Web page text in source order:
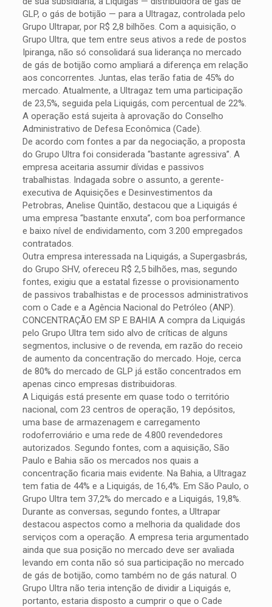
GLP, o gás de botijão — para a Ultragaz, controlada pelo
Grupo Ultrapar, por R$ 2,8 bilhões. Com a aquisição, o
Grupo Ultra, que tem entre seus ativos a rede de postos
Ipiranga, não só consolidará sua liderança no mercado
de gás de botijão como ampliará a diferença em relação
aos concorrentes. Juntas, elas terão fatia de 45% do
mercado. Atualmente, a Ultragaz tem uma participação
de 23,5%, seguida pela Liquigás, com percentual de 22%.
A operação está sujeita à aprovação do Conselho
Administrativo de Defesa Econômica (Cade).
De acordo com fontes a par da negociação, a proposta
do Grupo Ultra foi considerada “bastante agressiva”. A
empresa aceitaria assumir dívidas e passivos
trabalhistas. Indagada sobre o assunto, a gerente-
executiva de Aquisições e Desinvestimentos da
Petrobras, Anelise Quintão, destacou que a Liquigás é
uma empresa “bastante enxuta”, com boa performance
e baixo nível de endividamento, com 3.200 empregados
contratados.
Outra empresa interessada na Liquigás, a Supergasbrás,
do Grupo SHV, ofereceu R$ 2,5 bilhões, mas, segundo
fontes, exigiu que a estatal fizesse o provisionamento
de passivos trabalhistas e de processos administrativos
com o Cade e a Agência Nacional do Petróleo (ANP).
CONCENTRAÇÃO EM SP E BAHIA A compra da Liquigás
pelo Grupo Ultra tem sido alvo de críticas de alguns
segmentos, inclusive o de revenda, em razão do receio
de aumento da concentração do mercado. Hoje, cerca
de 80% do mercado de GLP já estão concentrados em
apenas cinco empresas distribuidoras.
A Liquigás está presente em quase todo o território
nacional, com 23 centros de operação, 19 depósitos,
uma base de armazenagem e carregamento
rodoferroviário e uma rede de 4.800 revendedores
autorizados. Segundo fontes, com a aquisição, São
Paulo e Bahia são os mercados nos quais a
concentração ficaria mais evidente. Na Bahia, a Ultragaz
tem fatia de 44% e a Liquigás, de 16,4%. Em São Paulo, o
Grupo Ultra tem 37,2% do mercado e a Liquigás, 19,8%.
Durante as conversas, segundo fontes, a Ultrapar
destacou aspectos como a melhoria da qualidade dos
serviços com a operação. A empresa teria argumentado
ainda que sua posição no mercado deve ser avaliada
levando em conta não só sua participação no mercado
de gás de botijão, como também no de gás natural. O
Grupo Ultra não teria intenção de dividir a Liquigás e,
portanto, estaria disposto a cumprir o que o Cade